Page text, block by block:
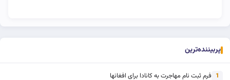
پربیننده‌ترین
1 فرم ثبت نام مهاجرت به کانادا برای افغانها